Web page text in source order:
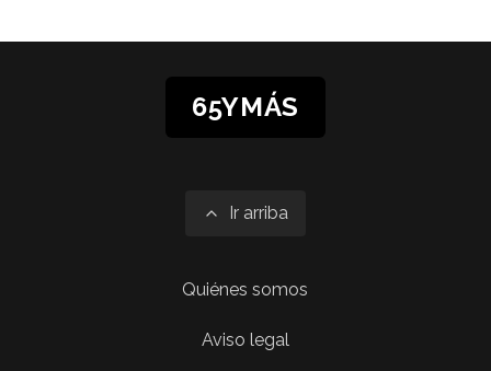
65YMÁS
Ir arriba
Quiénes somos
Aviso legal